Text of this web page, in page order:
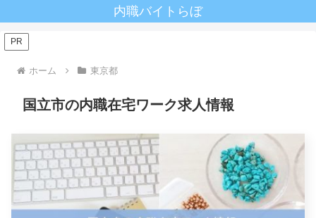
内職バイトらぼ
PR
ホーム 東京都
国立市の内職在宅ワーク求人情報